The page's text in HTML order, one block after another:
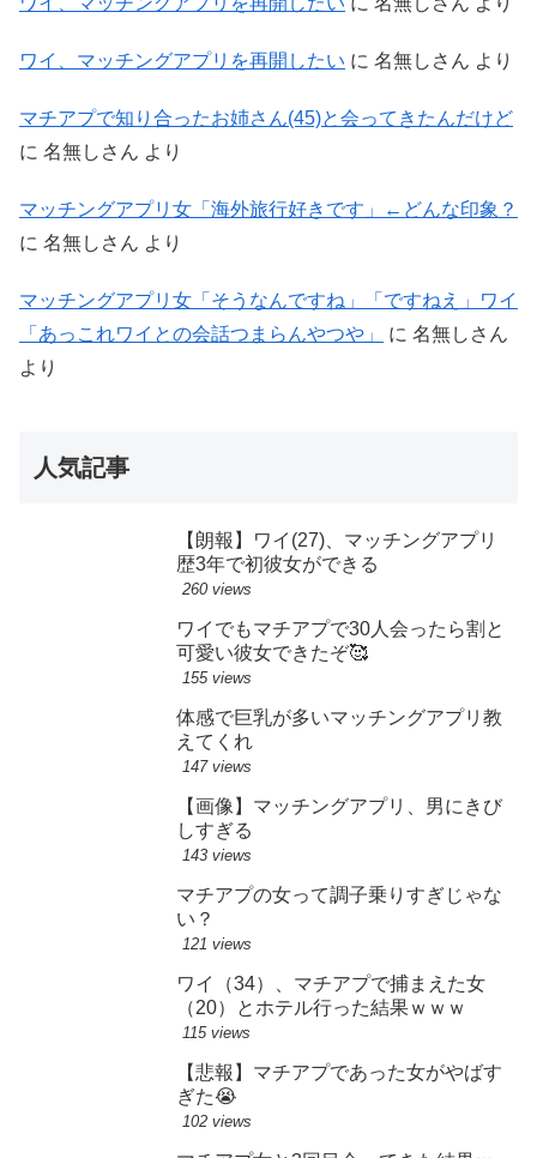
ワイ、マッチングアプリを再開したい に 名無しさん より
マチアプで知り合ったお姉さん(45)と会ってきたんだけど
に 名無しさん より
マッチングアプリ女「海外旅行好きです」←どんな印象？
に 名無しさん より
マッチングアプリ女「そうなんですね」「ですねえ」ワイ
「あっこれワイとの会話つまらんやつや」
に 名無しさん
より
人気記事
【朗報】ワイ(27)、マッチングアプリ
歴3年で初彼女ができる
260 views
ワイでもマチアプで30人会ったら割と
可愛い彼女できたぞ🥰
155 views
体感で巨乳が多いマッチングアプリ教
えてくれ
147 views
【画像】マッチングアプリ、男にきび
しすぎる
143 views
マチアプの女って調子乗りすぎじゃな
い？
121 views
ワイ（34）、マチアプで捕まえた女
（20）とホテル行った結果ｗｗｗ
115 views
【悲報】マチアプであった女がやばす
ぎた😭
102 views